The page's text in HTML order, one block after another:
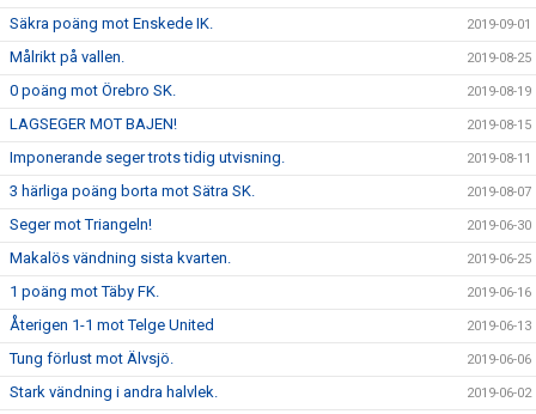
Säkra poäng mot Enskede IK. 2019-09-01
Målrikt på vallen. 2019-08-25
0 poäng mot Örebro SK. 2019-08-19
LAGSEGER MOT BAJEN! 2019-08-15
Imponerande seger trots tidig utvisning. 2019-08-11
3 härliga poäng borta mot Sätra SK. 2019-08-07
Seger mot Triangeln! 2019-06-30
Makalös vändning sista kvarten. 2019-06-25
1 poäng mot Täby FK. 2019-06-16
Återigen 1-1 mot Telge United 2019-06-13
Tung förlust mot Älvsjö. 2019-06-06
Stark vändning i andra halvlek. 2019-06-02